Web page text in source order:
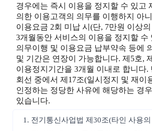
경우에는 즉시 이용을 정지할 수 있고
의한 이용고객의 의무를 이행하지 아
이용요금 2회 미납 시(단, 7만원 이상
3개월동안 서비스의 이용을 정지할 수
의무이행 및 이용요금 납부약속 등에
및 기간은 연장이 가능합니다. 제5호,
이용정지기간을 3개월 이내로 합니다.
회선 중에서 제17조(일시정지 및 재
인정하는 정당한 사유에 해당하는 경
있습니다.
1. 전기통신사업법 제30조(타인 사용의